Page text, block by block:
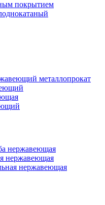
покрытием
металлопрокат
нержавеющая
нержавеющая
нержавеющая